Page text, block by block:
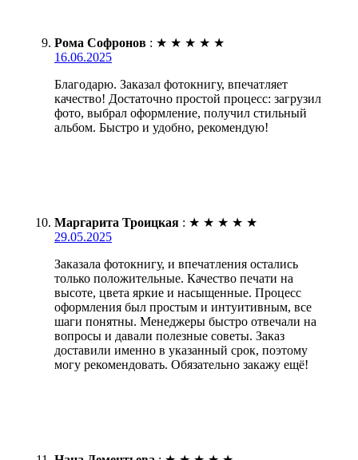
Рома Софронов : ★ ★ ★ ★ ★
16.06.2025
Благодарю. Заказал фотокнигу, впечатляет
качество! Достаточно простой процесс: загрузил
фото, выбрал оформление, получил стильный
альбом. Быстро и удобно, рекомендую!
Маргарита Троицкая : ★ ★ ★ ★ ★
29.05.2025
Заказала фотокнигу, и впечатления остались
только положительные. Качество печати на
высоте, цвета яркие и насыщенные. Процесс
оформления был простым и интуитивным, все
шаги понятны. Менеджеры быстро отвечали на
вопросы и давали полезные советы. Заказ
доставили именно в указанный срок, поэтому
могу рекомендовать. Обязательно закажу ещё!